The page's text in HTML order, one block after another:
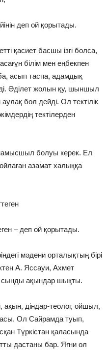
деп ой қорытады.
қасиет басшы iзгi болса,
бiлiм мен еңбекпен
асып таспа, адамдық
Әдiлет жолын қу, шыншыл
бол дейдi. Ол тектiлiк
тектiлерден
болуы керек. Ел
азамат халыққа
– деп ой қорытады.
мәдени орталықтың бiрi
А. Яссауи, Ахмет
сынды ақындар шықты.
ақын, дiндар-теолог, ойшыл,
Ол Сайрамда туып,
Түркiстан қаласында
дастаны бар. Яғни ол